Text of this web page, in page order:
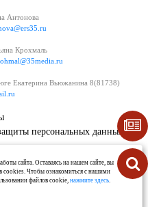
Антонова
Крохмаль
Екатерина Вьюжанина 8(81738)
персональных данных
сайта. Оставаясь на нашем сайте, вы
cookies. Чтобы ознакомиться с нашими
файлов cookie,нажмите здесь.